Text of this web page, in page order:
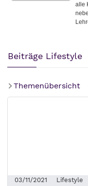
Beiträge Lifestyle
Themenübersicht
03/11/2021 Lifestyle